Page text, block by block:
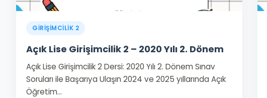
GİRİŞİMCİLİK 2
Açık Lise Girişimcilik 2 – 2020 Yılı 2. Dönem
Açık Lise Girişimcilik 2 Dersi: 2020 Yılı 2. Dönem Sınav
Soruları ile Başarıya Ulaşın 2024 ve 2025 yıllarında Açık
Öğretim…